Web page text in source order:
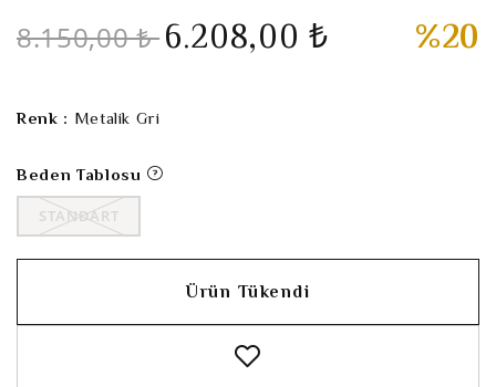
8.150,00 ₺6.208,00 ₺ %20
Renk : Metalik Gri
Beden Tablosu
STANDART
Ürün Tükendi